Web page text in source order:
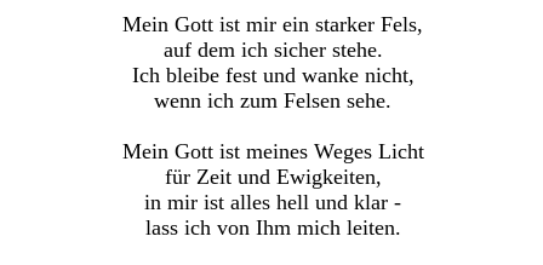
Mein Gott ist mir ein starker Fels,
auf dem ich sicher stehe.
Ich bleibe fest und wanke nicht,
wenn ich zum Felsen sehe.
Mein Gott ist meines Weges Licht
für Zeit und Ewigkeiten,
in mir ist alles hell und klar -
lass ich von Ihm mich leiten.